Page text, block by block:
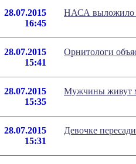
28.07.2015
16:45
НАСА выложило
28.07.2015
15:41
Орнитологи
28.07.2015
15:35
Мужчины живут
28.07.2015
15:31
Девочке